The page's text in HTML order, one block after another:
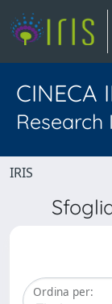
CINECA
IRIS
Ordina per: